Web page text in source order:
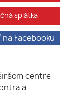
splátka
Facebooku
centre
a